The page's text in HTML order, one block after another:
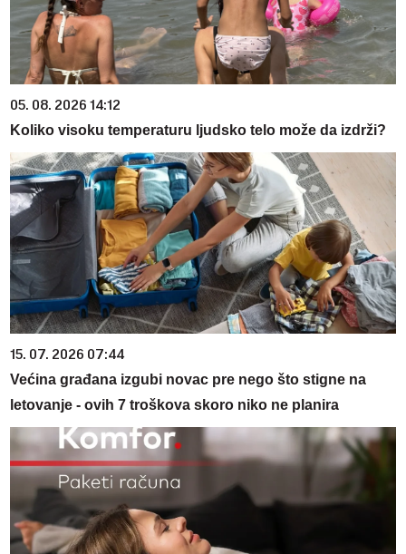
05. 08. 2026 14:12
Koliko visoku temperaturu ljudsko telo može da izdrži?
15. 07. 2026 07:44
Većina građana izgubi novac pre nego što stigne na
letovanje - ovih 7 troškova skoro niko ne planira